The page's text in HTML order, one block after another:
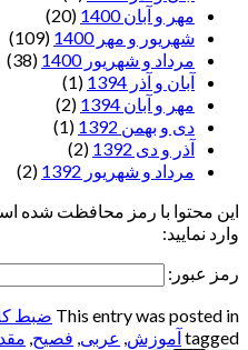
مهر و آبان 1400
(20)
شهریور و مهر 1400
(109)
مرداد و شهریور 1400
(38)
آبان و آذر 1394
(1)
مهر و آبان 1394
(2)
دی و بهمن 1392
(1)
آذر و دی 1392
(2)
مرداد و شهریور 1392
(2)
این محتوا با رمز محافظت شده
وارد نمایید:
رمز عبور:
This entry was posted in ضبط
tagged آموزش, عربی, فصیح,